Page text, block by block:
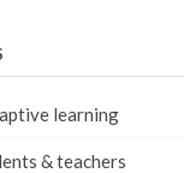
learning
& teachers